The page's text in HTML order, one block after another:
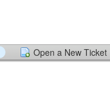
Open a New Ticket